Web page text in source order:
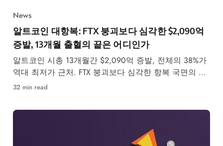
News
알트코인 대항복: FTX 붕괴보다 심각한 $2,090억
증발, 13개월 출혈의 끝은 어디인가
알트코인 시총 13개월간 $2,090억 증발, 전체의 38%가
역대 최저가 근처. FTX 붕괴보다 심각한 항복 국면의 끝
은 어디인가.
32 min read